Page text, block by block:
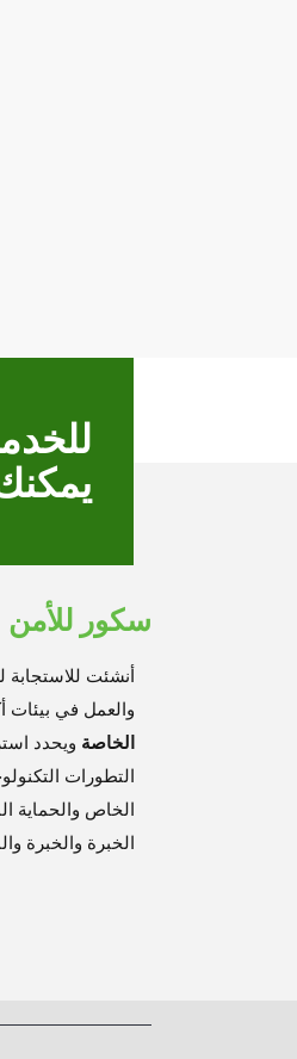
سكور للأمن
أنشئت
والعمل في بيئات
الخاصة ويحدد
التطورات
الخاص والحماية
الخبرة والخبرة